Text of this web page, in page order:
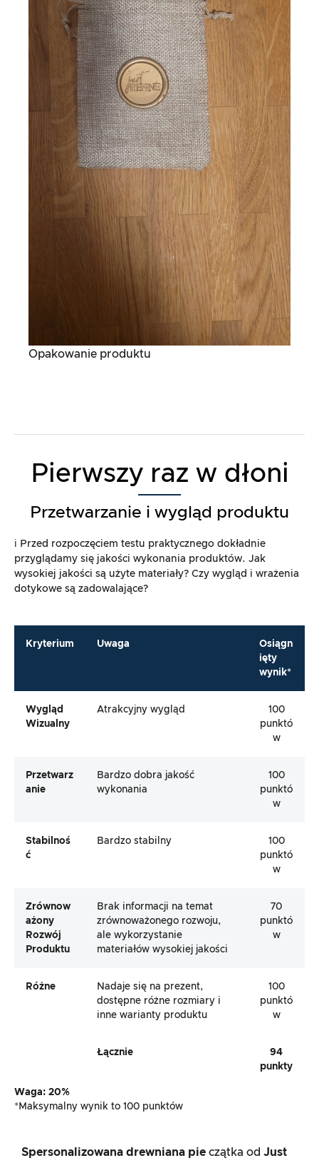
Opakowanie produktu
Pierwszy raz w dłoni
Przetwarzanie i wygląd produktu
ℹ️ Przed rozpoczęciem testu praktycznego dokładnie
przyglądamy się jakości wykonania produktów. Jak
wysokiej jakości są użyte materiały? Czy wygląd i wrażenia
dotykowe są zadowalające?
Kryterium Uwaga
Osiągn
ięty
wynik*
Wygląd
Wizualny
Atrakcyjny wygląd
100
punktó
w
Przetwarz
Anie
Bardzo dobra jakość
wykonania
100
punktó
w
Stabilnoś
Ć
Bardzo stabilny
100
punktó
w
Zrównow
Ażony
Rozwój
Produktu
Brak informacji na temat
zrównoważonego rozwoju,
ale wykorzystanie
materiałów wysokiej jakości
70
punktó
w
Różne
Nadaje się na prezent,
dostępne różne rozmiary i
inne warianty produktu
100
punktó
w
Łącznie
94
punkty
Waga: 20%
*Maksymalny wynik to 100 punktów
Spersonalizowana drewniana pie czątka od Just